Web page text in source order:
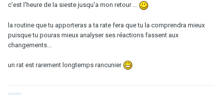
c'est l'heure de la sieste jusqu'a mon retour ...
la routine que tu apporteras a ta rate fera que tu la comprendra mieux
puisque tu pouras mieux analyser ses réactions fassent aux
changements...
un rat est rarement longtemps rancunier